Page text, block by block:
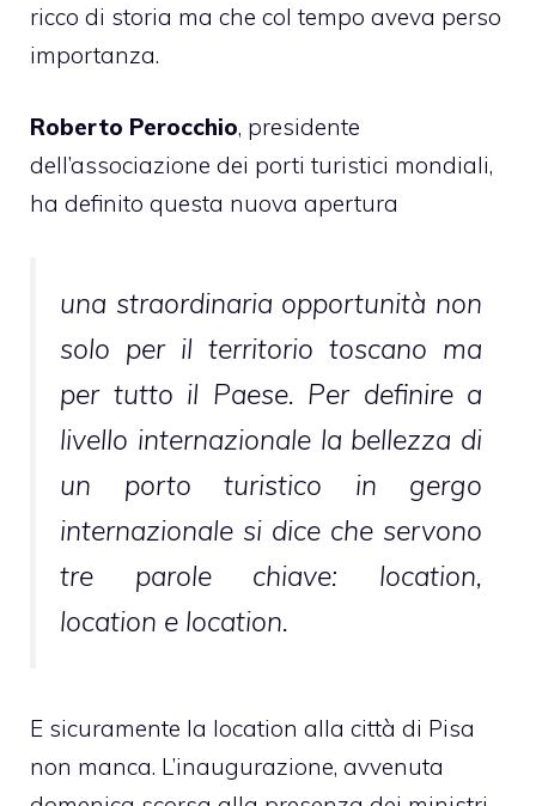
ricco di storia ma che col tempo aveva perso
importanza.
Roberto Perocchio, presidente
dell’associazione dei porti turistici mondiali,
ha definito questa nuova apertura
una straordinaria opportunità non
solo per il territorio toscano ma
per tutto il Paese. Per definire a
livello internazionale la bellezza di
un porto turistico in gergo
internazionale si dice che servono
tre parole chiave: location,
location e location.
E sicuramente la location alla città di Pisa
non manca. L’inaugurazione, avvenuta